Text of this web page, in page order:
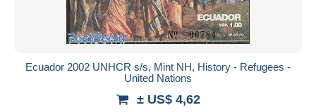
Ecuador 2002 UNHCR s/s, Mint NH, History - Refugees -
United Nations
± US$ 4,62